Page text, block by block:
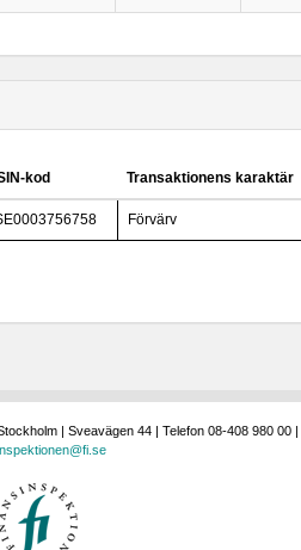
kod Transaktionens karaktär
Förvärv
| Sveavägen 44 | Telefon 08-408 980 00 |